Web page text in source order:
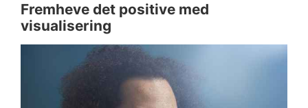
Fremheve det positive med
visualisering